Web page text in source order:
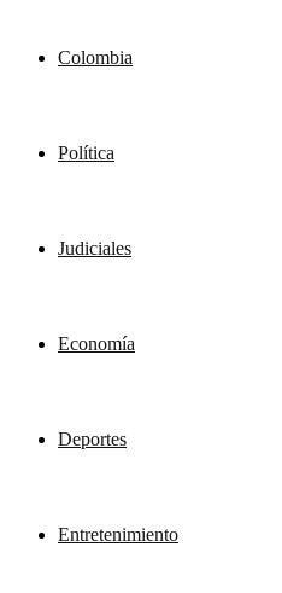
Colombia
Política
Judiciales
Economía
Deportes
Entretenimiento